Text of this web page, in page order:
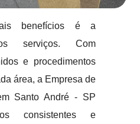
benefícios é a
serviços. Com
e procedimentos
área, a Empresa de
Santo André - SP
consistentes e